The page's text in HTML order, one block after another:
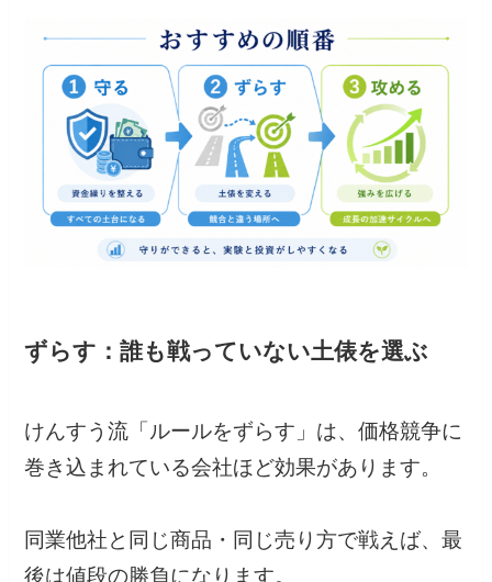
ずらす：誰も戦っていない土俵を選ぶ
けんすう流「ルールをずらす」は、価格競争に
巻き込まれている会社ほど効果があります。
同業他社と同じ商品・同じ売り方で戦えば、最
後は値段の勝負になります。